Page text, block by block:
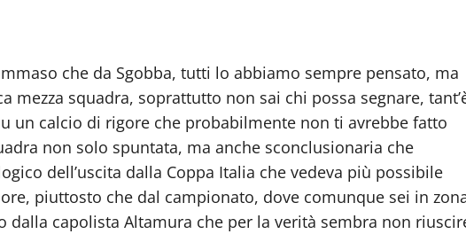
che da Sgobba, tutti lo abbiamo sempre pensato, ma
mezza squadra, soprattutto non sai chi possa segnare,
un calcio di rigore che probabilmente non ti avrebbe fatto
non solo spuntata, ma anche sconclusionaria che
dell’uscita dalla Coppa Italia che vedeva più possibile
piuttosto che dal campionato, dove comunque sei in
capolista Altamura che per la verità sembra non